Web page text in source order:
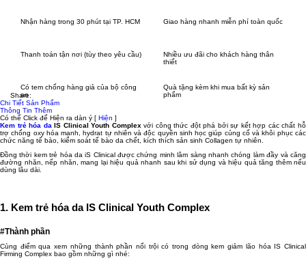
Nhận hàng trong 30 phút tại TP. HCM Giao hàng nhanh miễn phí toàn quốc
Thanh toán tận nơi (tùy theo yêu cầu)
Nhiều ưu đãi cho khách hàng thân
thiết
Có tem chống hàng giả của bộ công
an
Quà tặng kèm khi mua bất kỳ sản
phẩm
Share:
Chi Tiết Sản Phẩm
Thông Tin Thêm
Có thể Click để Hiện ra dàn ý [ Hiện ]
Kem trẻ hóa da IS Clinical Youth Complex với công thức đột phá bởi sự kết hợp các chất hỗ
trợ chống oxy hóa mạnh, hydrat tự nhiên và độc quyền sinh học giúp củng cố và khôi phục các
chức năng tế bào, kiểm soát tế bào da chết, kích thích sản sinh Collagen tự nhiên.
Đồng thời kem trẻ hóa da iS Clinical được chứng minh lâm sàng nhanh chóng làm đầy và căng
đường nhăn, nếp nhăn, mang lại hiệu quả nhanh sau khi sử dụng và hiệu quả tăng thêm nếu
dùng lâu dài.
1. Kem trẻ hóa da IS Clinical Youth Complex
#Thành phần
Cùng điểm qua xem những thành phần nổi trội có trong dòng kem giảm lão hóa IS Clinical
Firming Complex bao gồm những gì nhé: